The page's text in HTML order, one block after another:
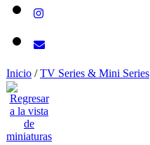
Inicio /TV Series & Mini Series